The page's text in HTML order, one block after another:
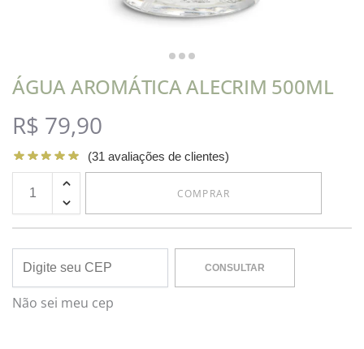
ÁGUA AROMÁTICA ALECRIM 500ML
R$ 79,90
(31 avaliações de clientes)
COMPRAR
CONSULTAR
Não sei meu cep